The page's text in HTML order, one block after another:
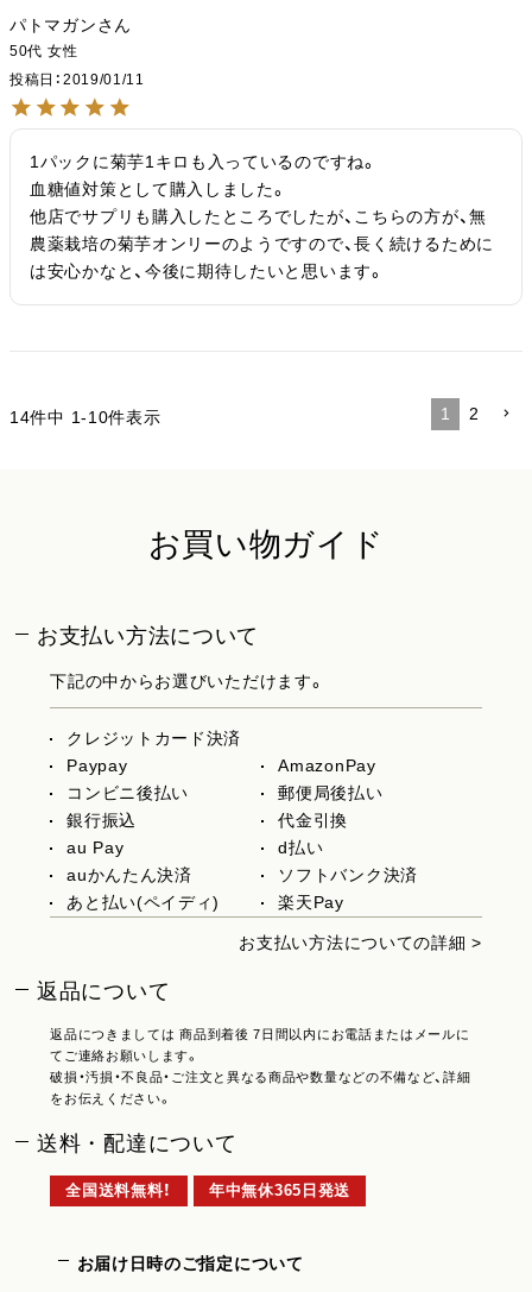
パトマガン
50代 女性
投稿日
2019/01/11
1パックに菊芋1キロも入っているのですね。
血糖値対策として購入しました。
他店でサプリも購入したところでしたが、こちらの方が、無
農薬栽培の菊芋オンリーのようですので、長く続けるために
は安心かなと、今後に期待したいと思います。
14件中 1-10件表示 1 2
お買い物ガイド
お支払い方法について
下記の中からお選びいただけます。
クレジットカード決済
Paypay
AmazonPay
コンビニ後払い
郵便局後払い
銀行振込
代金引換
au Pay
d払い
auかんたん決済
ソフトバンク決済
あと払い(ペイディ)
楽天Pay
お支払い方法についての詳細 >
返品について
返品につきましては 商品到着後 7日間以内にお電話またはメールに
てご連絡お願いします。
破損・汚損・不良品・ご注文と異なる商品や数量などの不備など、詳細
をお伝えください。
送料・配達について
全国送料無料！ 年中無休365日発送
お届け日時のご指定について